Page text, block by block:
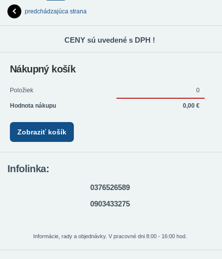
predchádzajúca strana
CENY sú uvedené s DPH !
Nákupný košík
Položiek 0
Hodnota nákupu 0,00 €
Zobraziť košík
Infolinka:
0376526589
0903433275
Informácie, rady a objednávky. V pracovné dni 8:00 - 16:00 hod.